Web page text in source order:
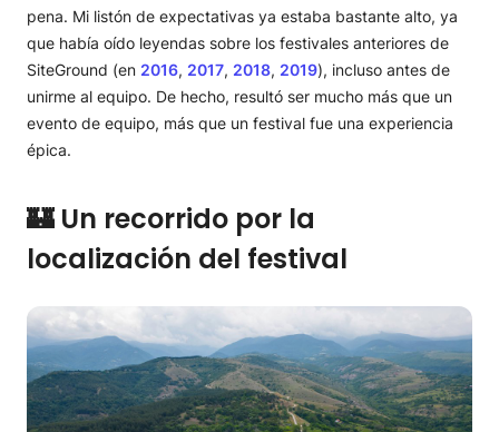
pena. Mi listón de expectativas ya estaba bastante alto, ya
que había oído leyendas sobre los festivales anteriores de
SiteGround (en 2016, 2017, 2018, 2019), incluso antes de
unirme al equipo. De hecho, resultó ser mucho más que un
evento de equipo, más que un festival fue una experiencia
épica.
🏰 Un recorrido por la
localización del festival